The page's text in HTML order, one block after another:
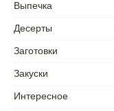
Выпечка
Десерты
Заготовки
Закуски
Интересное